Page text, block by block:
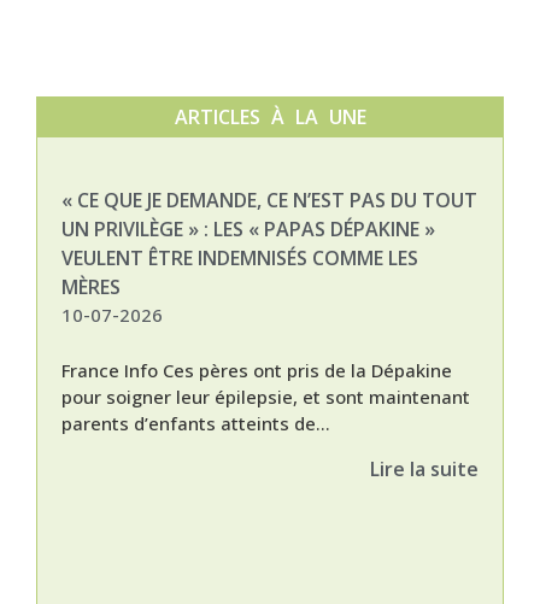
ARTICLES À LA UNE
« CE QUE JE DEMANDE, CE N’EST PAS DU TOUT
UN PRIVILÈGE » : LES « PAPAS DÉPAKINE »
VEULENT ÊTRE INDEMNISÉS COMME LES
MÈRES
10-07-2026
France Info Ces pères ont pris de la Dépakine
pour soigner leur épilepsie, et sont maintenant
parents d’enfants atteints de...
Lire la suite